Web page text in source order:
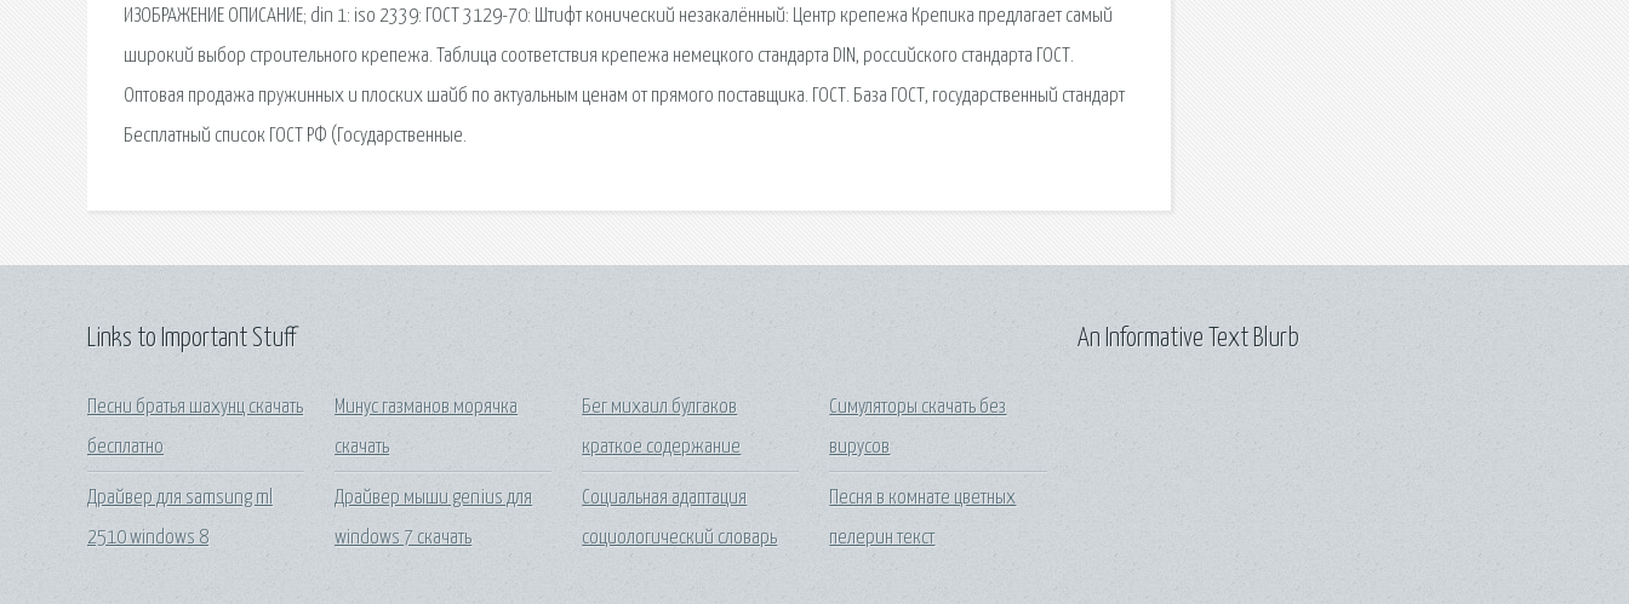
ИЗОБРАЖЕНИЕ ОПИСАНИЕ; din 1: iso 2339: ГОСТ 3129-70: Штифт конический незакалённый: Центр крепежа Крепика предлагает самый
широкий выбор строительного крепежа. Таблица соответствия крепежа немецкого cтандарта DIN, российского стандарта ГОСТ.
Оптовая продажа пружинных и плоских шайб по актуальным ценам от прямого поставщика. ГОСТ. База ГОСТ, государственный стандарт
Бесплатный список ГОСТ РФ (Государственные.
Links to Important Stuff
Песни братья шахунц скачать
бесплатно
Драйвер для samsung ml
2510 windows 8
Минус газманов морячка
скачать
Драйвер мыши genius для
windows 7 скачать
Бег михаил булгаков
краткое содержание
Социальная адаптация
социологический словарь
Симуляторы скачать без
вирусов
Песня в комнате цветных
пелерин текст
An Informative Text Blurb